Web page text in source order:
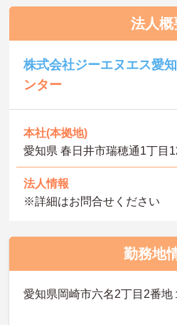
法人概
株式会社ジーエヌエス愛
ンター
本社(本拠地)
愛知県 春日井市瑞穂通1丁目
法人情報
※詳細はお問合せください
勤務地
愛知県岡崎市六名2丁目2番地